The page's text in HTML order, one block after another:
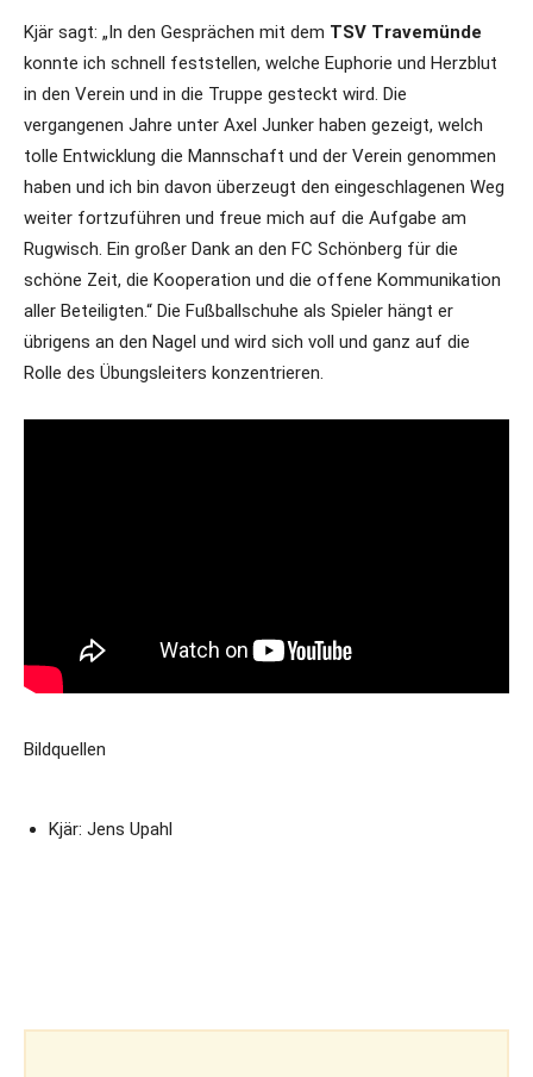
Kjär sagt: „In den Gesprächen mit dem TSV Travemünde
konnte ich schnell feststellen, welche Euphorie und Herzblut
in den Verein und in die Truppe gesteckt wird. Die
vergangenen Jahre unter Axel Junker haben gezeigt, welch
tolle Entwicklung die Mannschaft und der Verein genommen
haben und ich bin davon überzeugt den eingeschlagenen Weg
weiter fortzuführen und freue mich auf die Aufgabe am
Rugwisch. Ein großer Dank an den FC Schönberg für die
schöne Zeit, die Kooperation und die offene Kommunikation
aller Beteiligten.“ Die Fußballschuhe als Spieler hängt er
übrigens an den Nagel und wird sich voll und ganz auf die
Rolle des Übungsleiters konzentrieren.
Bildquellen
Kjär: Jens Upahl